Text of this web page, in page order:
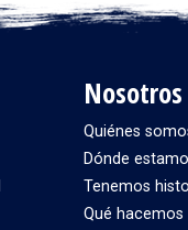
Nosotros
Quiénes
Dónde
Tenemos
Qué hacemos